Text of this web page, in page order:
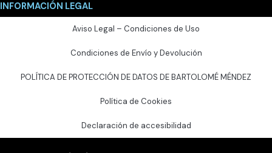
INFORMACIÓN LEGAL
Aviso Legal – Condiciones de Uso
Condiciones de Envío y Devolución
POLÍTICA DE PROTECCIÓN DE DATOS DE BARTOLOMÉ MÉNDEZ
Política de Cookies
Declaración de accesibilidad